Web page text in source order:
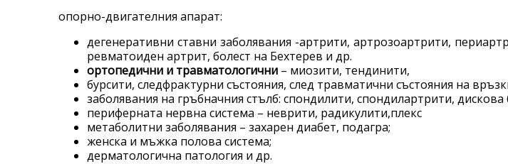
опорно-двигателния апарат:
дегенеративни ставни заболявания -артрити, артрозоартрити,
ревматоиден артрит, болест на Бехтерев и др.
ортопедични и травматологични – миозити, тендинити,
бурсити, следфрактурни състояния, след травматични състояния на
заболявания на гръбначния стълб: спондилити, спондилартрити,
периферната нервна система – неврити, радикулити,плекс
метаболитни заболявания – захарен диабет, подагра;
женска и мъжка полова система;
дерматологична патология и др.